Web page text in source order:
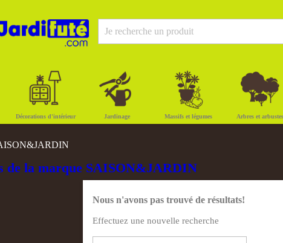
Décorations d'intérieur Jardinage Massifs et légumes Arbres et arbustes
de la marque SAISON&JARDIN
Nous n'avons pas trouvé de résultats!
Effectuez une nouvelle recherche